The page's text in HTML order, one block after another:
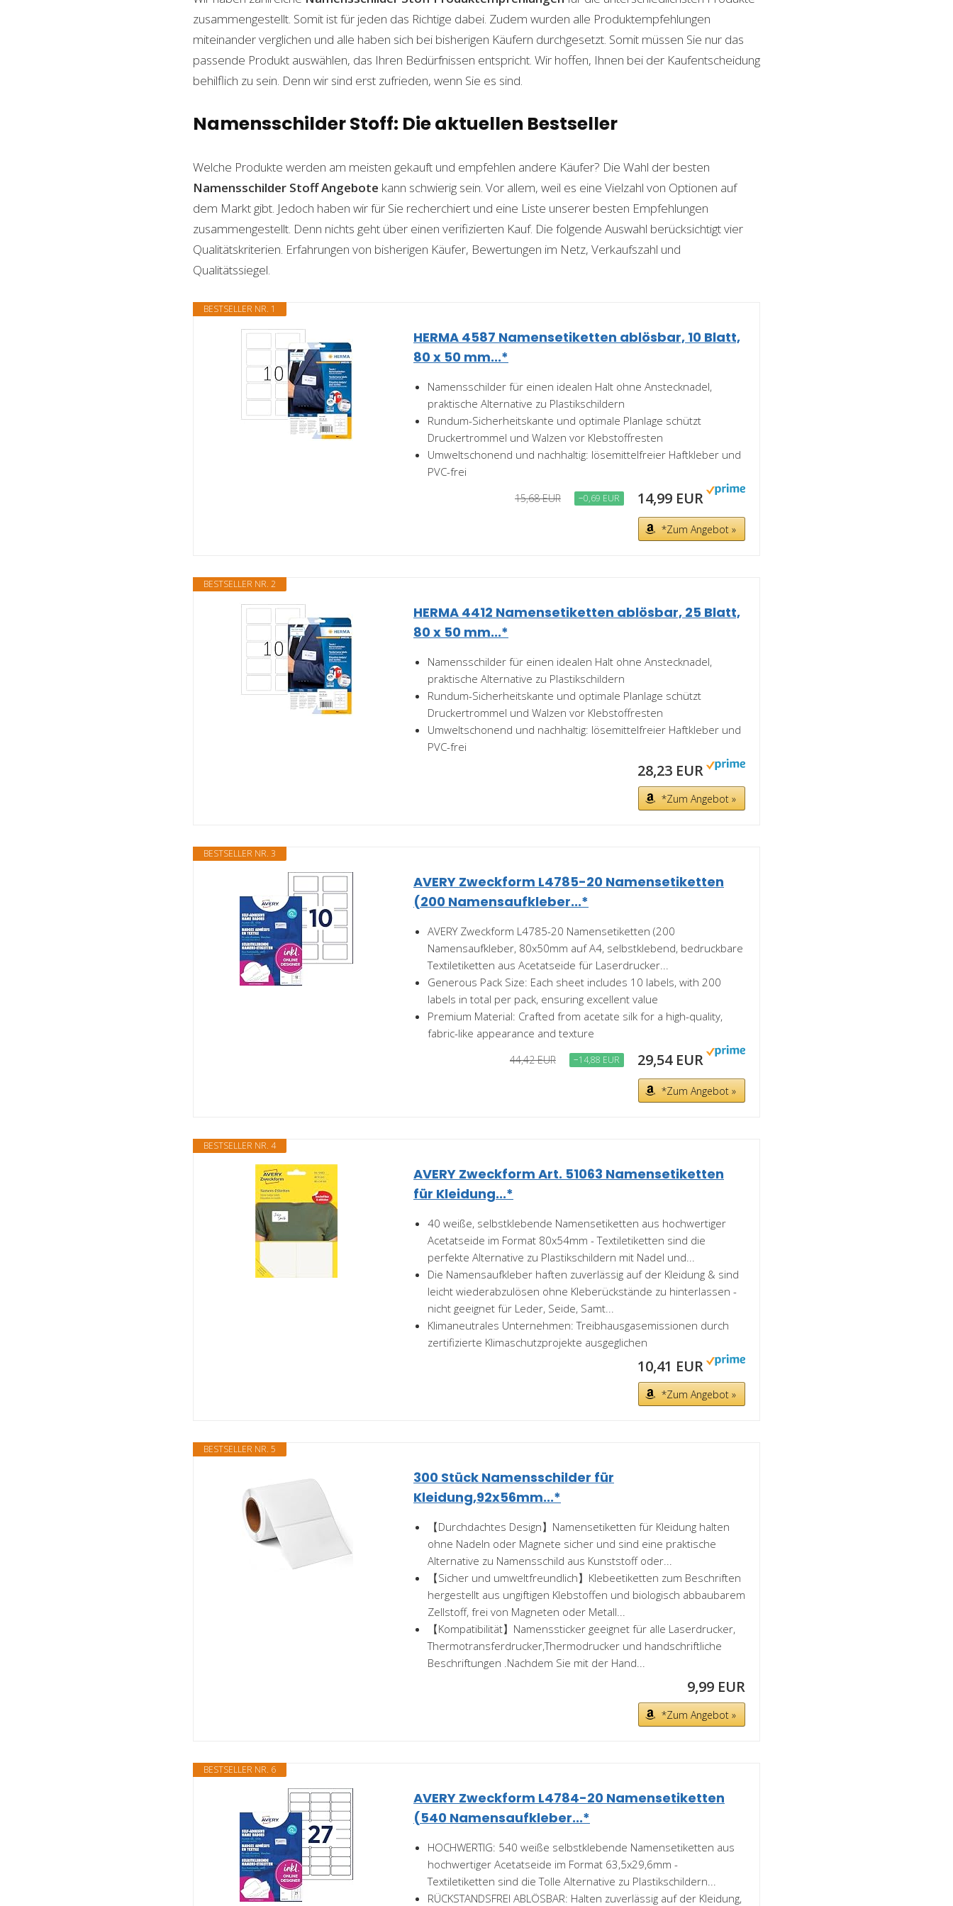
zusammengestellt. Somit ist für jeden das Richtige dabei. Zudem wurden alle Produktempfehlungen
miteinander verglichen und alle haben sich bei bisherigen Käufern durchgesetzt. Somit müssen Sie nur das
passende Produkt auswählen, das Ihren Bedürfnissen entspricht. Wir hoffen, Ihnen bei der Kaufentscheidung
behilflich zu sein. Denn wir sind erst zufrieden, wenn Sie es sind.
Namensschilder Stoff: Die aktuellen Bestseller
Welche Produkte werden am meisten gekauft und empfehlen andere Käufer? Die Wahl der besten
Namensschilder StoffAngebote kann schwierig sein. Vor allem, weil es eine Vielzahl von Optionen auf
dem Markt gibt. Jedoch haben wir für Sie recherchiert und eine Liste unserer besten Empfehlungen
zusammengestellt. Denn nichts geht über einen verifizierten Kauf. Die folgende Auswahl berücksichtigt vier
Qualitätskriterien. Erfahrungen von bisherigen Käufer, Bewertungen im Netz, Verkaufszahl und
Qualitätssiegel.
BESTSELLER NR. 1
HERMA 4587 Namensetiketten ablösbar, 10 Blatt,
80 x 50 mm...*
Namensschilder für einen idealen Halt ohne Anstecknadel,
praktische Alternative zu Plastikschildern
Rundum-Sicherheitskante und optimale Planlage schützt
Druckertrommel und Walzen vor Klebstoffresten
Umweltschonend und nachhaltig: lösemittelfreier Haftkleber und
PVC-frei
15,68 EUR −0,69 EUR 14,99 EUR
*Zum Angebot »
BESTSELLER NR. 2
HERMA 4412 Namensetiketten ablösbar, 25 Blatt,
80 x 50 mm...*
Namensschilder für einen idealen Halt ohne Anstecknadel,
praktische Alternative zu Plastikschildern
Rundum-Sicherheitskante und optimale Planlage schützt
Druckertrommel und Walzen vor Klebstoffresten
Umweltschonend und nachhaltig: lösemittelfreier Haftkleber und
PVC-frei
28,23 EUR
*Zum Angebot »
BESTSELLER NR. 3
AVERY Zweckform L4785-20 Namensetiketten
(200 Namensaufkleber...*
AVERY Zweckform L4785-20 Namensetiketten (200
Namensaufkleber, 80x50mm auf A4, selbstklebend, bedruckbare
Textiletiketten aus Acetatseide für Laserdrucker...
Generous Pack Size: Each sheet includes 10 labels, with 200
labels in total per pack, ensuring excellent value
Premium Material: Crafted from acetate silk for a high-quality,
fabric-like appearance and texture
44,42 EUR −14,88 EUR 29,54 EUR
*Zum Angebot »
BESTSELLER NR. 4
AVERY Zweckform Art. 51063 Namensetiketten
für Kleidung...*
40 weiße, selbstklebende Namensetiketten aus hochwertiger
Acetatseide im Format 80x54mm - Textiletiketten sind die
perfekte Alternative zu Plastikschildern mit Nadel und...
Die Namensaufkleber haften zuverlässig auf der Kleidung & sind
leicht wiederabzulösen ohne Kleberückstände zu hinterlassen -
nicht geeignet für Leder, Seide, Samt...
Klimaneutrales Unternehmen: Treibhausgasemissionen durch
zertifizierte Klimaschutzprojekte ausgeglichen
10,41 EUR
*Zum Angebot »
BESTSELLER NR. 5
300 Stück Namensschilder für
Kleidung,92x56mm...*
【Durchdachtes Design】Namensetiketten für Kleidung halten
ohne Nadeln oder Magnete sicher und sind eine praktische
Alternative zu Namensschild aus Kunststoff oder...
【Sicher und umweltfreundlich】Klebeetiketten zum Beschriften
hergestellt aus ungiftigen Klebstoffen und biologisch abbaubarem
Zellstoff, frei von Magneten oder Metall...
【Kompatibilität】Namenssticker geeignet für alle Laserdrucker,
Thermotransferdrucker,Thermodrucker und handschriftliche
Beschriftungen .Nachdem Sie mit der Hand...
9,99 EUR
*Zum Angebot »
BESTSELLER NR. 6
AVERY Zweckform L4784-20 Namensetiketten
(540 Namensaufkleber...*
HOCHWERTIG: 540 weiße selbstklebende Namensetiketten aus
hochwertiger Acetatseide im Format 63,5x29,6mm -
Textiletiketten sind die Tolle Alternative zu Plastikschildern...
RÜCKSTANDSFREI ABLÖSBAR: Halten zuverlässig auf der Kleidung,